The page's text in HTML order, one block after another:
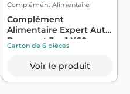
Complémént Alimentaire
Complément
Alimentaire Expert Auto
Bronzant 3en1 X60 ...
Carton de 6 pièces
Voir le produit